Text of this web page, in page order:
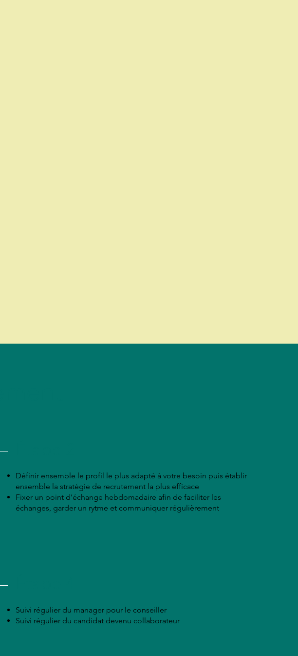
Suivi régulier du manager pour le conseiller
Suivi régulier du candidat devenu collaborateur
Définir ensemble le profil le plus adapté à votre besoin puis établir
ensemble la stratégie de recrutement la plus efficace
Fixer un point d’échange hebdomadaire afin de faciliter les
échanges, garder un rytme et communiquer régulièrement